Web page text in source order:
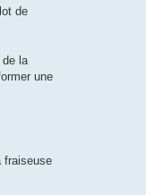
de
la
une
fraiseuse